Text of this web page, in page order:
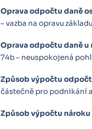
Oprava odpočtu daně
– vazba na opravu
Oprava odpočtu daně
74b – neuspokojená
Způsob výpočtu
částečně pro podnikání
Způsob výpočtu nároku